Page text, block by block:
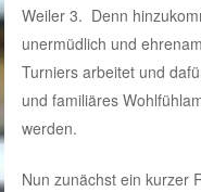
Weiler 3. Denn
unermüdlich und
Turniers arbeitet und
und familiäres
werden.
Nun zunächst ein kurzer